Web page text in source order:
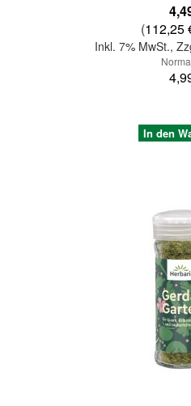
(112,25
Inkl. 7% MwSt.,
In den